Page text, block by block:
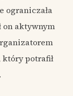
ograniczała
on aktywnym
potrafił